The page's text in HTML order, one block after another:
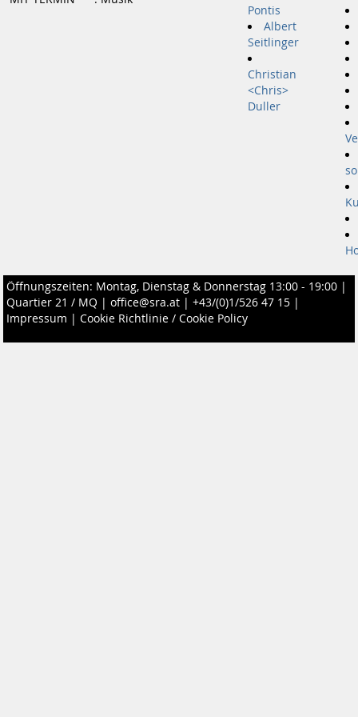
Pontis
Albert
Seitlinger
Christian
<Chris>
Duller
Öffnungszeiten: Montag, Dienstag & Donnerstag 13:00 - 19:00 |
Quartier 21 / MQ | office@sra.at | +43/(0)1/526 47 15 |
Impressum | Cookie Richtlinie / Cookie Policy